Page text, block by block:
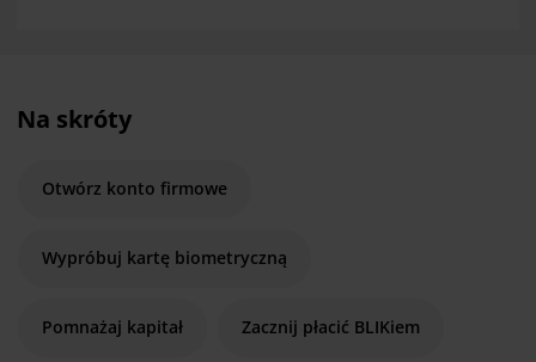
Na skróty
Otwórz konto firmowe
Wypróbuj kartę biometryczną
Pomnażaj kapitał Zacznij płacić BLIKiem